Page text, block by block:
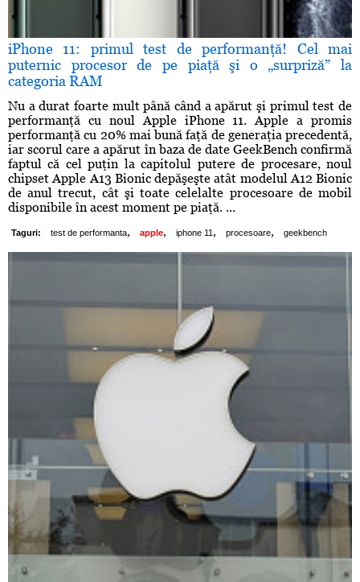
iPhone 11: primul test de performanţă! Cel mai
puternic procesor de pe piaţă şi o „surpriză” la
categoria RAM
Nu a durat foarte mult până când a apărut şi primul test de
performanţă cu noul Apple iPhone 11. Apple a promis
performanţă cu 20% mai bună faţă de generaţia precedentă,
iar scorul care a apărut în baza de date GeekBench confirmă
faptul că cel puţin la capitolul putere de procesare, noul
chipset Apple A13 Bionic depăşeşte atât modelul A12 Bionic
de anul trecut, cât şi toate celelalte procesoare de mobil
disponibile în acest moment pe piaţă. ...
Taguri: test de performanta, apple, iphone 11, procesoare, geekbench